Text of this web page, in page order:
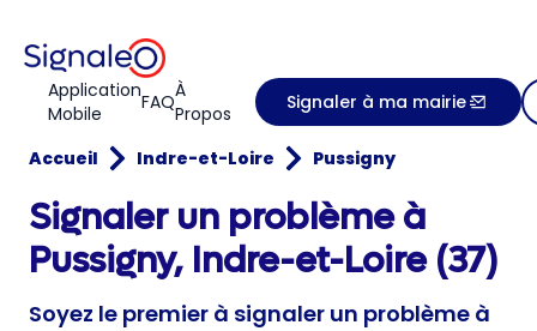
Application
Mobile
FAQÀ
Propos
Signaler à ma mairie
Accueil Indre-et-Loire Pussigny
Signaler un problème à
Pussigny, Indre-et-Loire (37)
Soyez le premier à signaler un problème à